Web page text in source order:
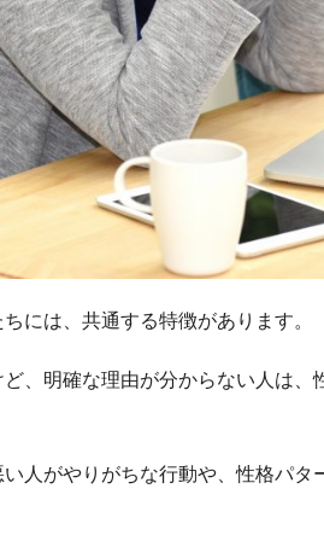
には、共通する特徴があります。
、明確な理由が分からない人は
人がやりがちな行動や、性格パ